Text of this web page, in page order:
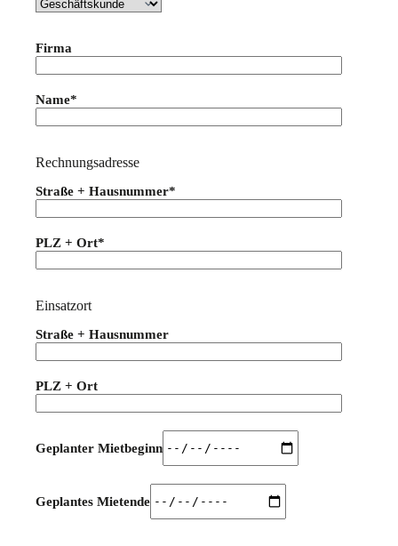
Firma
Name*
Rechnungsadresse
Straße + Hausnummer*
PLZ + Ort*
Einsatzort
Straße + Hausnummer
PLZ + Ort
Geplanter Mietbeginn
Geplantes Mietende